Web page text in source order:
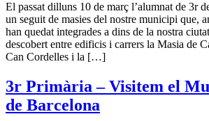
El passat dilluns 10 de març l’alumnat de 3r
un seguit de masies del nostre municipi que,
han quedat integrades a dins de la nostra
descobert entre edificis i carrers la Masia de
Can Cordelles i la […]
3r Primària – Visitem el
de Barcelona